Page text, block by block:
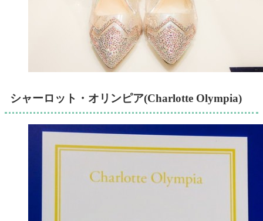
シャーロット・オリンピア(Charlotte Olympia)